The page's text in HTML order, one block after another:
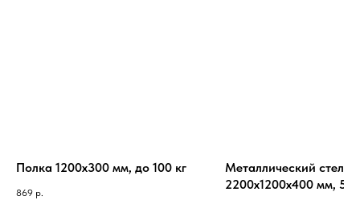
Полка 1200х300 мм, до 100 кг
869 р.
Металлический
2200х1200х400 мм, 5